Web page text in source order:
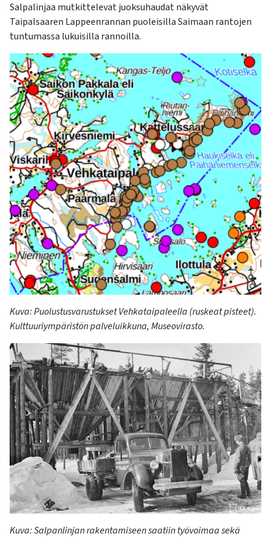
Salpalinjaa mutkittelevat juoksuhaudat näkyvät
Taipalsaaren Lappeenrannan puoleisilla Saimaan rantojen
tuntumassa lukuisilla rannoilla.
Kuva:PuolustusvarustuksetVehkataipaleella (ruskeat pisteet).
Kulttuuriympäristönpalveluikkuna, Museovirasto.
Kuva:Salpanlinjanrakentamiseen saatiin työvoimaa sekä